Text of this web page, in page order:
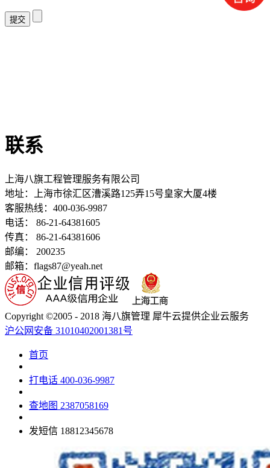
联系
上海八旗工程管理服务有限公司
地址：
上海市徐汇区漕溪路125弄15号皇家大厦4楼
客服热线：400-036-9987
电话： 86-21-64381605
传真： 86-21-64381606
邮编： 200235
邮箱：flags87@yeah.net
Copyright ©2005 - 2018 海八旗管理 犀牛云提供企业云服务
沪公网安备 31010402001381号
首页
打电话 400-036-9987
查地图 2387058169
发短信 18812345678